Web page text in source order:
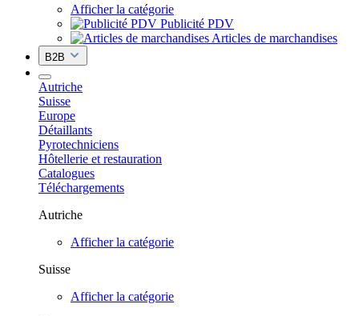
Afficher la catégorie
Publicité PDV
Articles de marchandises
B2B
Autriche
Suisse
Europe
Détaillants
Pyrotechniciens
Hôtellerie et restauration
Catalogues
Téléchargements
Autriche
Afficher la catégorie
Suisse
Afficher la catégorie